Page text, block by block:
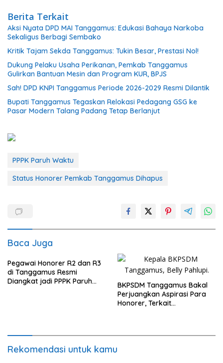
Berita Terkait
Aksi Nyata DPD MAI Tanggamus: Edukasi Bahaya Narkoba
Sekaligus Berbagi Sembako
Kritik Tajam Sekda Tanggamus: Tukin Besar, Prestasi Nol!
Dukung Pelaku Usaha Perikanan, Pemkab Tanggamus
Gulirkan Bantuan Mesin dan Program KUR, BPJS
Sah! DPD KNPI Tanggamus Periode 2026-2029 Resmi Dilantik
Bupati Tanggamus Tegaskan Relokasi Pedagang GSG ke
Pasar Modern Talang Padang Tetap Berlanjut
PPPK Paruh Waktu
Status Honorer Pemkab Tanggamus Dihapus
Baca Juga
Pegawai Honorer R2 dan R3
di Tanggamus Resmi
Diangkat jadi PPPK Paruh
BKPSDM Tanggamus Bakal
Perjuangkan Aspirasi Para
Honorer, Terkait
Rekomendasi untuk kamu